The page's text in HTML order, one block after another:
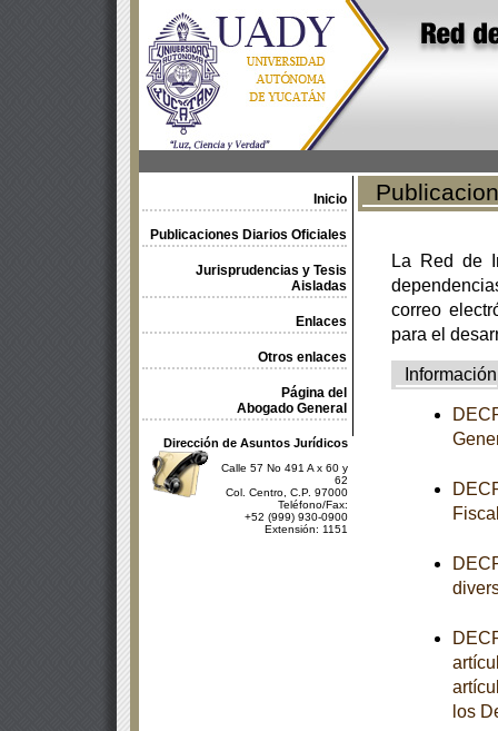
Inicio
Publicaciones Diarios Oficiales
Jurisprudencias y Tesis
Aisladas
Enlaces
Otros enlaces
Página del
Abogado General
Dirección de Asuntos Jurídicos
Calle 57 No 491 A x 60 y
62
Col. Centro, C.P. 97000
Teléfono/Fax:
+52 (999) 930-0900
Extensión: 1151
La Red de
correo
para el
Información
los